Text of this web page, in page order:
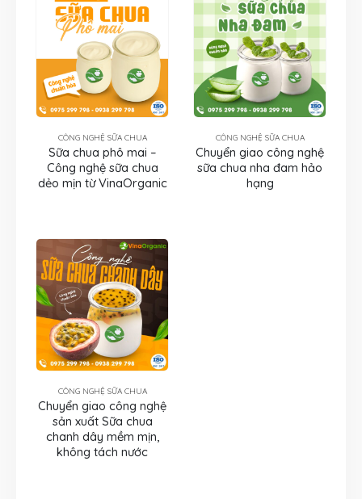
CÔNG NGHỆ SỮA CHUA
Sữa chua phô mai –
Công nghệ sữa chua
dẻo mịn từ VinaOrganic
CÔNG NGHỆ SỮA CHUA
Chuyển giao công nghệ
sữa chua nha đam hảo
hạng
CÔNG NGHỆ SỮA CHUA
Chuyển giao công nghệ
sản xuất Sữa chua
chanh dây mềm mịn,
không tách nước